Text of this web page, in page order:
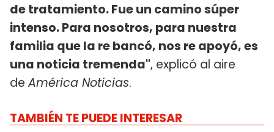
de tratamiento. Fue un camino súper
intenso. Para nosotros, para nuestra
familia que la re bancó, nos re apoyó, es
una noticia tremenda", explicó al aire
deAmérica Noticias.
TAMBIÉN TE PUEDE INTERESAR